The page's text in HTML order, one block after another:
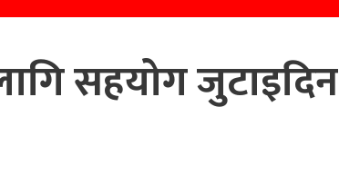
सहयोग जुटाइदिन